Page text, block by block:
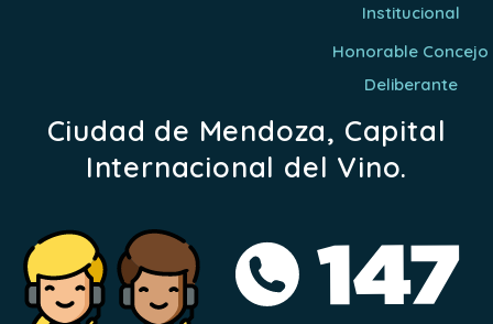
Institucional
Honorable Concejo
Deliberante
Ciudad de Mendoza, Capital
Internacional del Vino.